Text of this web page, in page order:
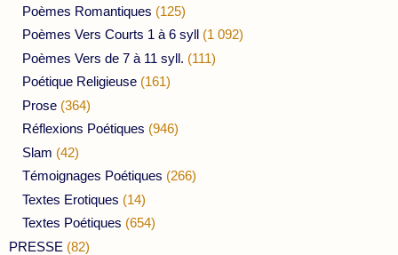
Poèmes Romantiques (125)
Poèmes Vers Courts 1 à 6 syll (1 092)
Poèmes Vers de 7 à 11 syll. (111)
Poétique Religieuse (161)
Prose (364)
Réflexions Poétiques (946)
Slam (42)
Témoignages Poétiques (266)
Textes Erotiques (14)
Textes Poétiques (654)
PRESSE (82)